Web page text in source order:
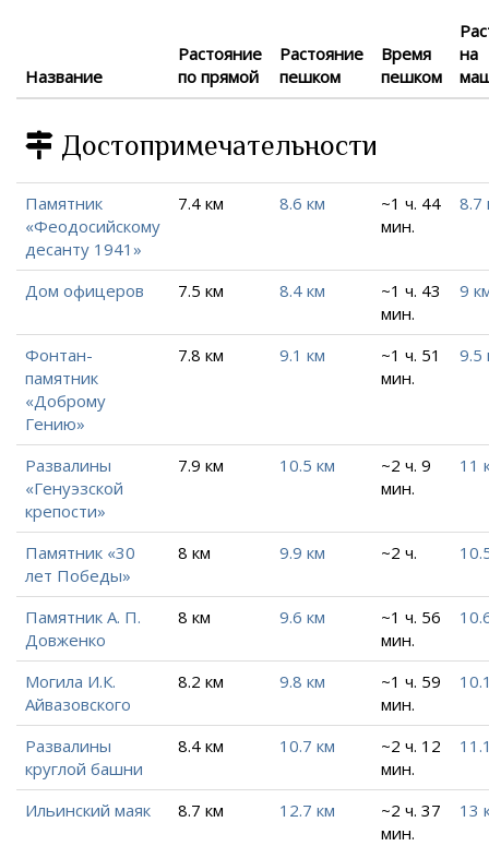
Название
Растояние
по прямой
Растояние
пешком
Время
пешком
на
Достопримечательности
Памятник
«Феодосийскому
десанту 1941»
7.4 км 8.6 км
~1 ч. 44
мин.
8.7
Дом офицеров 7.5 км 8.4 км
~1 ч. 43
мин.
9
Фонтан-
памятник
«Доброму
Гению»
7.8 км 9.1 км
~1 ч. 51
мин.
9.5
Развалины
«Генуэзской
крепости»
7.9 км 10.5 км
~2 ч. 9
мин.
11
Памятник «30
лет Победы»
8 км 9.9 км ~2 ч.
Памятник А. П.
Довженко
8 км 9.6 км
~1 ч. 56
мин.
Могила И.К.
Айвазовского
8.2 км 9.8 км
~1 ч. 59
мин.
Развалины
круглой башни
8.4 км 10.7 км
~2 ч. 12
мин.
Ильинский маяк 8.7 км 12.7 км
~2 ч. 37
мин.
13